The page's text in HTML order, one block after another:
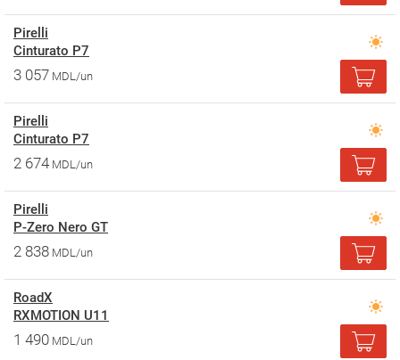
Pirelli
Cinturato P7
3 057 MDL/un
Pirelli
Cinturato P7
2 674 MDL/un
Pirelli
P-Zero Nero GT
2 838 MDL/un
RoadX
RXMOTION U11
1 490 MDL/un